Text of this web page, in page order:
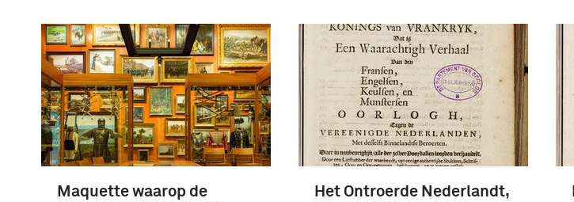
Maquette waarop de
Het Ontroerde Nederlandt,